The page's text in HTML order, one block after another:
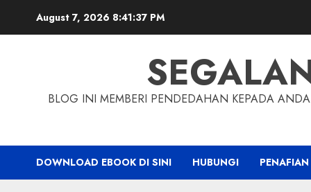
August 7, 2026 8:41:38 PM
BLOG INI MEMBERI PENDEDAHAN KEPADA
DOWNLOAD EBOOK DI SINI HUBUNGI PENAFIAN